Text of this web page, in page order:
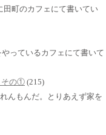
町のカフェにて書いてい
っているカフェにて書いて
その① (215)
んもんだ。とりあえず家を